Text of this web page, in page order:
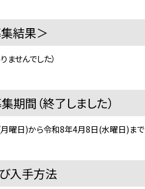
結果＞
ませんでした）
期間（終了しました）
曜日)から令和8年4月8日(水曜日)まで
入手方法